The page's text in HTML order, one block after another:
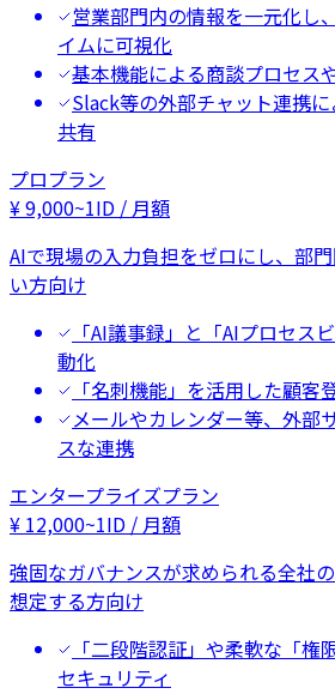
営業部門内の情報を一元化し
イムに可視化
基本機能による商談プロセス
Slack等の外部チャット連携
共有
プロプラン
¥9,000~1ID / 月額
AIで現場の入力負担をゼロにし、部
い方向け
「AI議事録」と「AIプロセス
動化
「名刺機能」を活用した顧
メールやカレンダー等、外部
スな連携
エンタープライズプラン
¥ 12,000~1ID / 月額
強固なガバナンスが求められる全社
想定する方向け
「二段階認証」や柔軟な「権
セキュリティ